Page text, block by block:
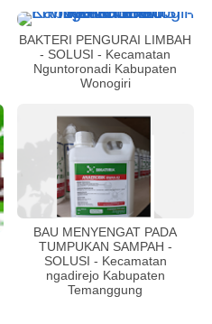
BAKTERI PENGURAI LIMBAH
- SOLUSI - Kecamatan
Nguntoronadi Kabupaten
Wonogiri
BAU MENYENGAT PADA
TUMPUKAN SAMPAH -
SOLUSI - Kecamatan
ngadirejo Kabupaten
Temanggung